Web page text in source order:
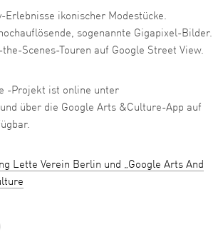
Erlebnisse ikonischer Modestücke.
sogenannte Gigapixel-Bilder.
Scenes-Touren auf Google Street View.
-Projekt ist online unter
und über die Google Arts &Culture-App auf
Lette Verein Berlin und „Google Arts And